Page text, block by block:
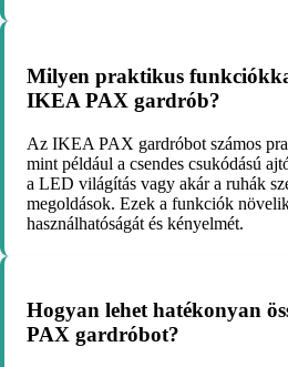
Milyen praktikus
IKEA PAX gardrób?
Az IKEA PAX gardróbot számos
mint például a csendes csukódású
a LED világítás vagy akár a ruhák
megoldások. Ezek a funkciók
használhatóságát és kényelmét.
Hogyan lehet hatékonyan
PAX gardróbot?